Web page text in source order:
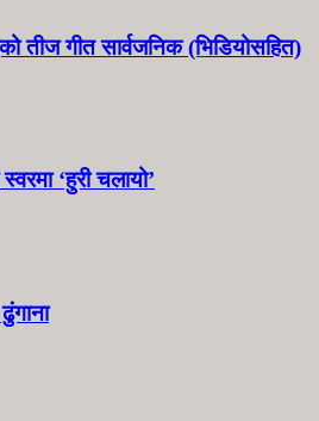
तीज गीत सार्वजनिक (भिडियोसहित)
‘हुरी चलायो’